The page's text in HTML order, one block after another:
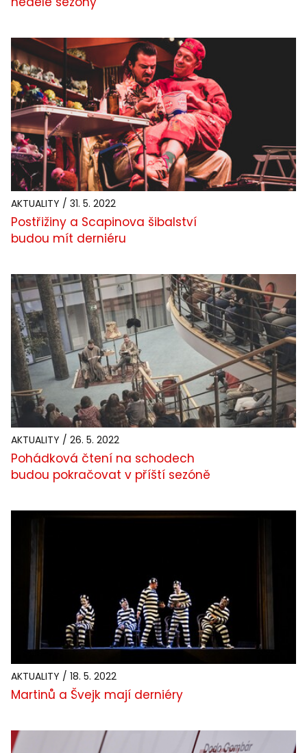
AKTUALITY / 31. 5. 2022
Postřižiny a Scapinova šibalství
budou mít derniéru
AKTUALITY / 26. 5. 2022
Pohádková čtení na schodech
budou pokračovat v příští sezóně
AKTUALITY / 18. 5. 2022
Martinů a Švejk mají derniéry